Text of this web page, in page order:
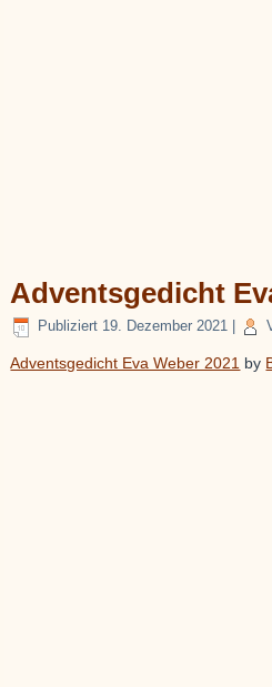
Adventsgedicht
Publiziert 19. Dezember 2021
Adventsgedicht Eva Weber 2021 by